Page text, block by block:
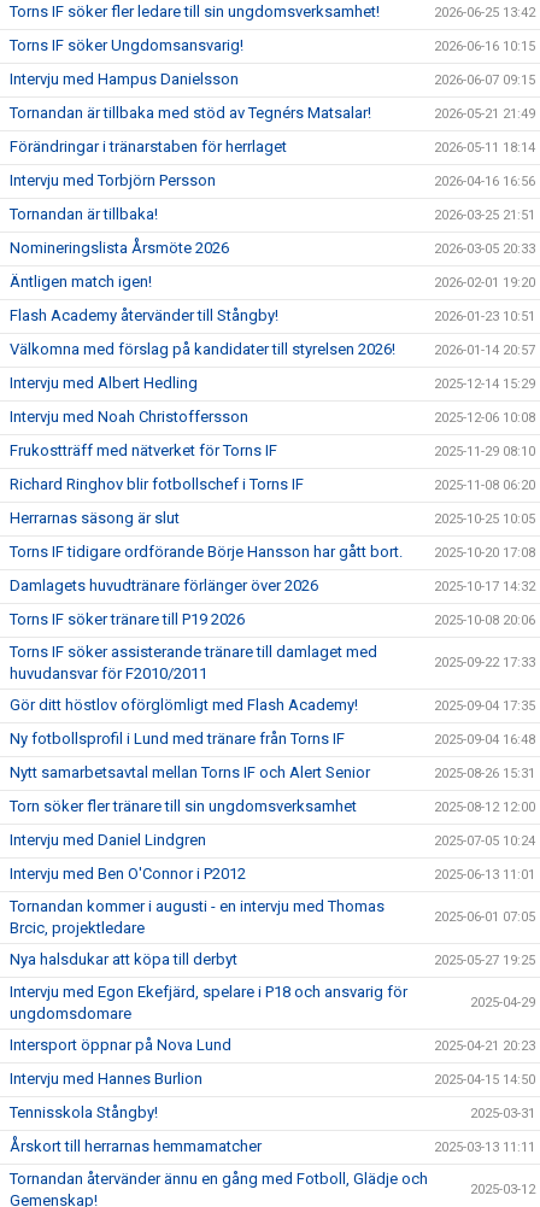
Torns IF söker fler ledare till sin ungdomsverksamhet! 2026-06-25 13:42
Torns IF söker Ungdomsansvarig! 2026-06-16 10:15
Intervju med Hampus Danielsson 2026-06-07 09:15
Tornandan är tillbaka med stöd av Tegnérs Matsalar! 2026-05-21 21:49
Förändringar i tränarstaben för herrlaget 2026-05-11 18:14
Intervju med Torbjörn Persson 2026-04-16 16:56
Tornandan är tillbaka! 2026-03-25 21:51
Nomineringslista Årsmöte 2026 2026-03-05 20:33
Äntligen match igen! 2026-02-01 19:20
Flash Academy återvänder till Stångby! 2026-01-23 10:51
Välkomna med förslag på kandidater till styrelsen 2026! 2026-01-14 20:57
Intervju med Albert Hedling 2025-12-14 15:29
Intervju med Noah Christoffersson 2025-12-06 10:08
Frukostträff med nätverket för Torns IF 2025-11-29 08:10
Richard Ringhov blir fotbollschef i Torns IF 2025-11-08 06:20
Herrarnas säsong är slut 2025-10-25 10:05
Torns IF tidigare ordförande Börje Hansson har gått bort. 2025-10-20 17:08
Damlagets huvudtränare förlänger över 2026 2025-10-17 14:32
Torns IF söker tränare till P19 2026 2025-10-08 20:06
Torns IF söker assisterande tränare till damlaget med
huvudansvar för F2010/2011
2025-09-22 17:33
Gör ditt höstlov oförglömligt med Flash Academy! 2025-09-04 17:35
Ny fotbollsprofil i Lund med tränare från Torns IF 2025-09-04 16:48
Nytt samarbetsavtal mellan Torns IF och Alert Senior 2025-08-26 15:31
Torn söker fler tränare till sin ungdomsverksamhet 2025-08-12 12:00
Intervju med Daniel Lindgren 2025-07-05 10:24
Intervju med Ben O'Connor i P2012 2025-06-13 11:01
Tornandan kommer i augusti - en intervju med Thomas
Brcic, projektledare
2025-06-01 07:05
Nya halsdukar att köpa till derbyt 2025-05-27 19:25
Intervju med Egon Ekefjärd, spelare i P18 och ansvarig för
ungdomsdomare
2025-04-29
Intersport öppnar på Nova Lund 2025-04-21 20:23
Intervju med Hannes Burlion 2025-04-15 14:50
Tennisskola Stångby! 2025-03-31
Årskort till herrarnas hemmamatcher 2025-03-13 11:11
Tornandan återvänder ännu en gång med Fotboll, Glädje och
Gemenskap!
2025-03-12